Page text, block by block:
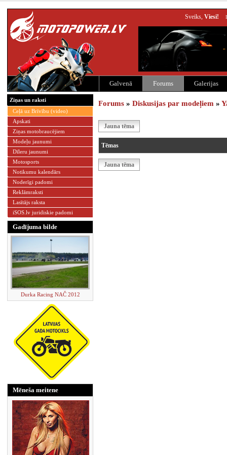
Sveiks, Viesi!
Galvenā Forums Galerijas
Ziņas un raksti
Ceļā uz Brīvību (video)
Apskati
Ziņas motobraucējiem
Modeļu jaunumi
Dīleru jaunumi
Motosports
Notikumu kalendārs
Noderīgi padomi
Reklāmraksti
Lasītājs raksta
iSOS.lv juridiskie padomi
Gadījuma bilde
Durka Racing NAČ 2012
Mēneša meitene
Forums » Diskusijas par modeļiem »
Jauna tēma
Tēmas
Jauna tēma